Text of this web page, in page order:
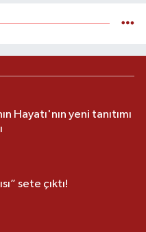
Hayatı'nın yeni tanıtımı
sete çıktı!